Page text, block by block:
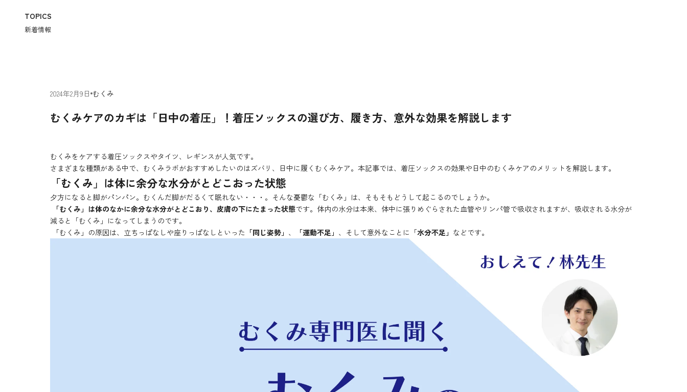
TOPICS
新着情報
2024年2月9日 むくみ
むくみケアのカギは「日中の着圧」！着圧ソックスの選び方、履き方、意外な効果を解説します
むくみをケアする着圧ソックスやタイツ、レギンスが人気です。
さまざまな種類がある中で、むくみラボがおすすめしたいのはズバリ、日中に履くむくみケア。本記事では、着圧ソックスの効果や日中のむくみケアのメリットを解説します。
「むくみ」は体に余分な水分がとどこおった状態
夕方になると脚がパンパン。むくんだ脚がだるくて眠れない・・・。そんな憂鬱な「むくみ」は、そもそもどうして起こるのでしょうか。
「むくみ」は体のなかに余分な水分がとどこおり、皮膚の下にたまった状態です。体内の水分は本来、体中に張りめぐらされた血管やリンパ管で吸収されますが、吸収される水分が
減ると「むくみ」になってしまうのです。
「むくみ」の原因は、立ちっぱなしや座りっぱなしといった 「同じ姿勢」 、 「運動不足」 、そして意外なことに「水分不足」 などです。